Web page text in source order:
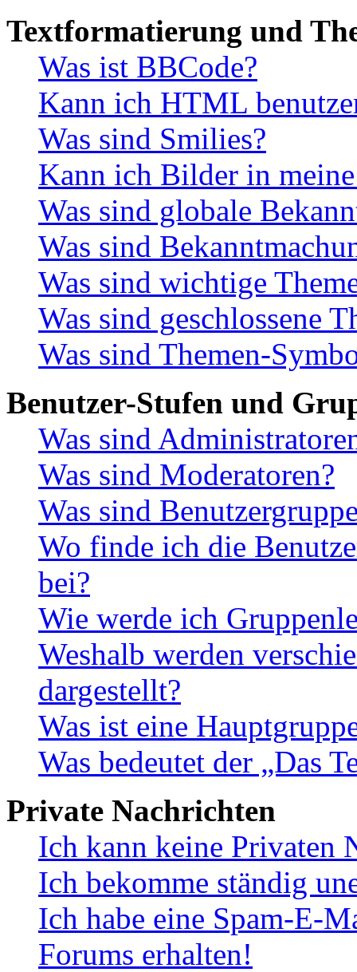
Textformatierung und
Was ist BBCode?
Kann ich HTML
Was sind Smilies?
Kann ich Bilder in
Was sind globale
Was sind
Was sind wichtige
Was sind geschlossene
Was sind Themen-
Benutzer-Stufen und
Was sind
Was sind Moderatoren?
Was sind
Wo finde ich die
bei?
Wie werde ich
Weshalb werden
dargestellt?
Was ist eine
Was bedeutet der „Das
Private Nachrichten
Ich kann keine Privaten
Ich bekomme ständig
Ich habe eine Spam-E-
Forums erhalten!